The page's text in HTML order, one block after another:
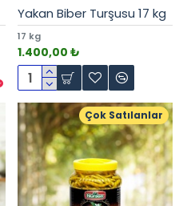
17 kg
Yakan Biber Turşusu 17 kg
1.400,00 ₺
Çok Satılanlar